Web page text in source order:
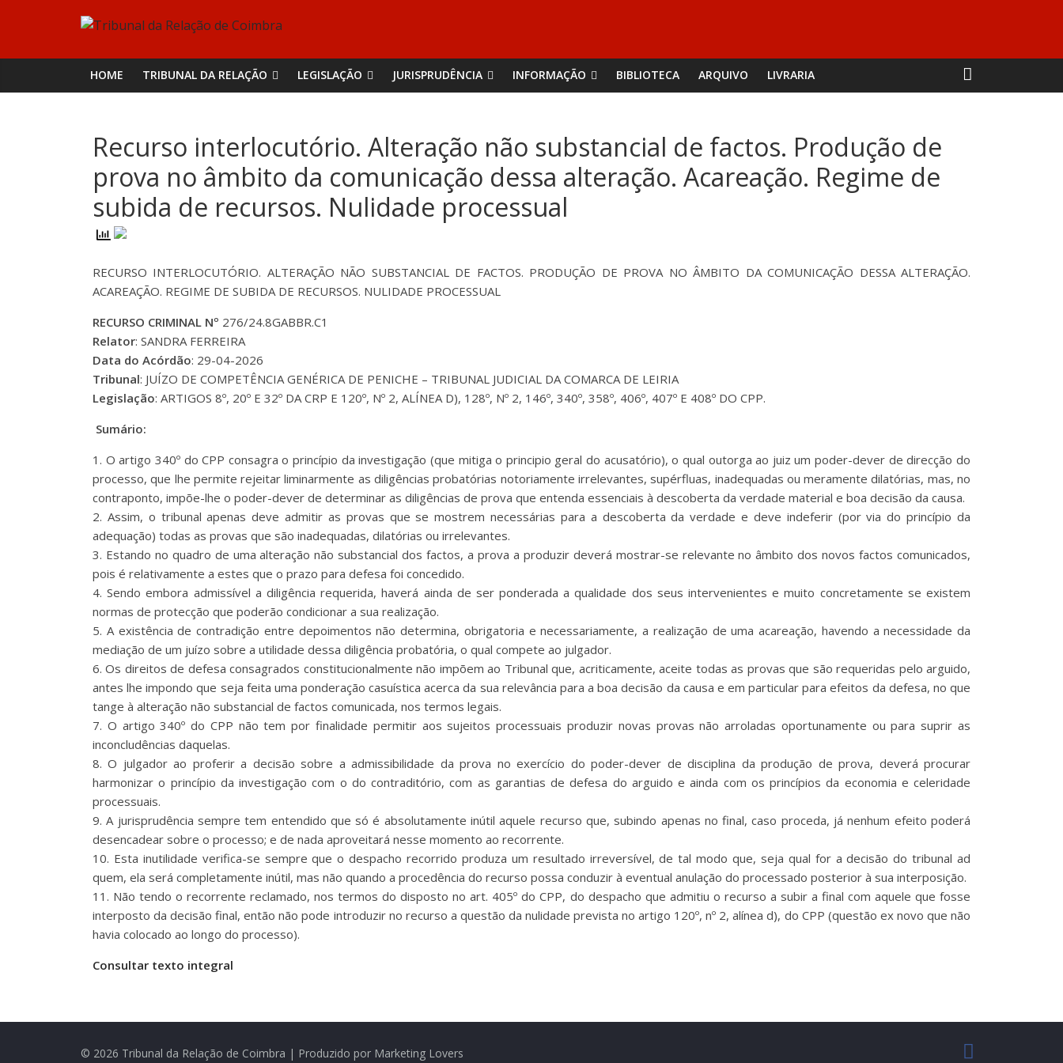
Tribunal
da
de
Coimbra
HOME TRIBUNAL DA RELAÇÃO LEGISLAÇÃO JURISPRUDÊNCIA INFORMAÇÃO BIBLIOTECA ARQUIVO LIVRARIA
Recurso interlocutório. Alteração não substancial de factos. Produção de
prova no âmbito da comunicação dessa alteração. Acareação. Regime de
subida de recursos. Nulidade processual
RECURSO INTERLOCUTÓRIO. ALTERAÇÃO NÃO SUBSTANCIAL DE FACTOS. PRODUÇÃO DE PROVA NO ÂMBITO DA COMUNICAÇÃO DESSA ALTERAÇÃO.
ACAREAÇÃO. REGIME DE SUBIDA DE RECURSOS. NULIDADE PROCESSUAL
RECURSO CRIMINAL Nº 276/24.8GABBR.C1
Relator: SANDRA FERREIRA
Data do Acórdão: 29-04-2026
Tribunal: JUÍZO DE COMPETÊNCIA GENÉRICA DE PENICHE – TRIBUNAL JUDICIAL DA COMARCA DE LEIRIA
Legislação: ARTIGOS 8º, 20º E 32º DA CRP E 120º, Nº 2, ALÍNEA D), 128º, Nº 2, 146º, 340º, 358º, 406º, 407º E 408º DO CPP.
Sumário:
1. O artigo 340º do CPP consagra o princípio da investigação (que mitiga o principio geral do acusatório), o qual outorga ao juiz um poder-dever de direcção do
processo, que lhe permite rejeitar liminarmente as diligências probatórias notoriamente irrelevantes, supérfluas, inadequadas ou meramente dilatórias, mas, no
contraponto, impõe-lhe o poder-dever de determinar as diligências de prova que entenda essenciais à descoberta da verdade material e boa decisão da causa.
2. Assim, o tribunal apenas deve admitir as provas que se mostrem necessárias para a descoberta da verdade e deve indeferir (por via do princípio da
adequação) todas as provas que são inadequadas, dilatórias ou irrelevantes.
3. Estando no quadro de uma alteração não substancial dos factos, a prova a produzir deverá mostrar-se relevante no âmbito dos novos factos comunicados,
pois é relativamente a estes que o prazo para defesa foi concedido.
4. Sendo embora admissível a diligência requerida, haverá ainda de ser ponderada a qualidade dos seus intervenientes e muito concretamente se existem
normas de protecção que poderão condicionar a sua realização.
5. A existência de contradição entre depoimentos não determina, obrigatoria e necessariamente, a realização de uma acareação, havendo a necessidade da
mediação de um juízo sobre a utilidade dessa diligência probatória, o qual compete ao julgador.
6. Os direitos de defesa consagrados constitucionalmente não impõem ao Tribunal que, acriticamente, aceite todas as provas que são requeridas pelo arguido,
antes lhe impondo que seja feita uma ponderação casuística acerca da sua relevância para a boa decisão da causa e em particular para efeitos da defesa, no que
tange à alteração não substancial de factos comunicada, nos termos legais.
7. O artigo 340º do CPP não tem por finalidade permitir aos sujeitos processuais produzir novas provas não arroladas oportunamente ou para suprir as
inconcludências daquelas.
8. O julgador ao proferir a decisão sobre a admissibilidade da prova no exercício do poder-dever de disciplina da produção de prova, deverá procurar
harmonizar o princípio da investigação com o do contraditório, com as garantias de defesa do arguido e ainda com os princípios da economia e celeridade
processuais.
9. A jurisprudência sempre tem entendido que só é absolutamente inútil aquele recurso que, subindo apenas no final, caso proceda, já nenhum efeito poderá
desencadear sobre o processo; e de nada aproveitará nesse momento ao recorrente.
10. Esta inutilidade verifica-se sempre que o despacho recorrido produza um resultado irreversível, de tal modo que, seja qual for a decisão do tribunal ad
quem, ela será completamente inútil, mas não quando a procedência do recurso possa conduzir à eventual anulação do processado posterior à sua interposição.
11. Não tendo o recorrente reclamado, nos termos do disposto no art. 405º do CPP, do despacho que admitiu o recurso a subir a final com aquele que fosse
interposto da decisão final, então não pode introduzir no recurso a questão da nulidade prevista no artigo 120º, nº 2, alínea d), do CPP (questão ex novo que não
havia colocado ao longo do processo).
Consultar texto integral
© 2026 Tribunal da Relação de Coimbra | Produzido por Marketing Lovers